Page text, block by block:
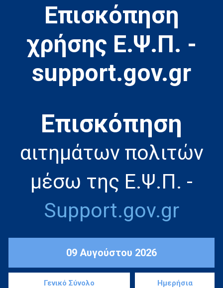
Επισκόπηση
χρήσης Ε.Ψ.Π. -
support.gov.gr
Eπισκόπηση
αιτημάτων πολιτών
μέσω της Ε.Ψ.Π. -
Support.gov.gr
09 Αυγούστου 2026
Γενικό Σύνολο Ημερήσια